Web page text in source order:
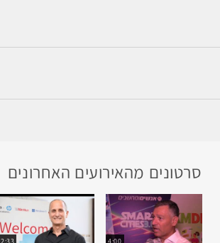
סרטונים מהאירועים האחרונים